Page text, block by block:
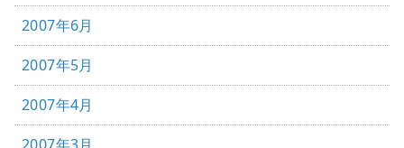
2007年6月
2007年5月
2007年4月